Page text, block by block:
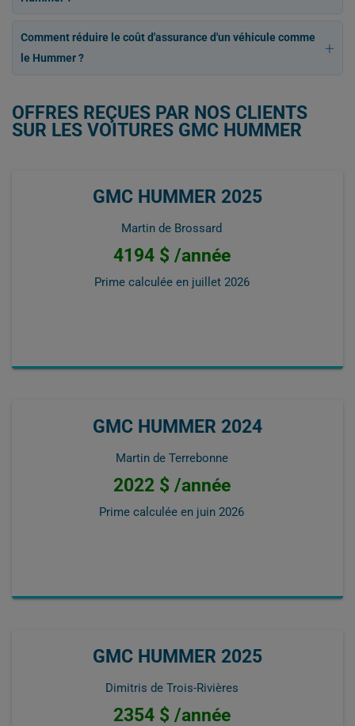
Comment réduire le coût d'assurance d'un véhicule comme
le Hummer ?
OFFRES REÇUES PAR NOS CLIENTS
SUR LES VOITURES GMC HUMMER
GMC HUMMER 2025
Martin de Brossard
4194 $ /année
Prime calculée en juillet 2026
GMC HUMMER 2024
Martin de Terrebonne
2022 $ /année
Prime calculée en juin 2026
GMC HUMMER 2025
Dimitris de Trois-Rivières
2354 $ /année